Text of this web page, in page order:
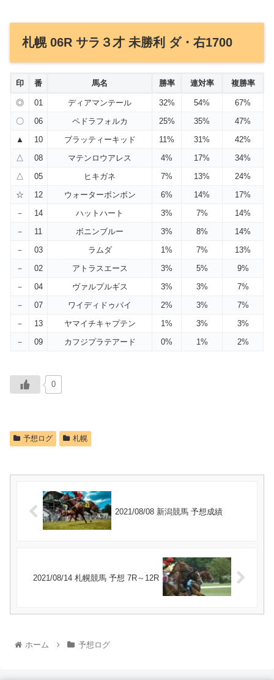
札幌 06R サラ３才 未勝利 ダ・右1700
印 番 馬名 勝率 連対率 複勝率
◎ 01 ディアマンテール 32% 54%
67%
〇
06 ペドラフォルカ 25% 35%
47%
▲
10 ブラッティーキッド 11% 31%
42%
△
08 マテンロウアレス 4% 17%
34%
△
05 ヒキガネ 7% 13%
24%
☆
12 ウォーターボンボン 6% 14%
17%
－
14 ハットハート 3% 7%
14%
－
11 ボニンブルー 3% 8%
14%
－
03 ラムダ 1% 7%
13%
－
02 アトラスエース 3% 5%
9%
－
04 ヴァルプルギス 3% 3%
7%
－
07 ワイディドゥバイ 2% 3%
7%
－
13 ヤマイチキャプテン 1% 3%
3%
－
09 カフジプラテアード 0% 1% 2%
0
予想ログ 札幌
2021/08/08 新潟競馬 予想成績
2021/08/14 札幌競馬 予想 7R～12R
ホーム 予想ログ